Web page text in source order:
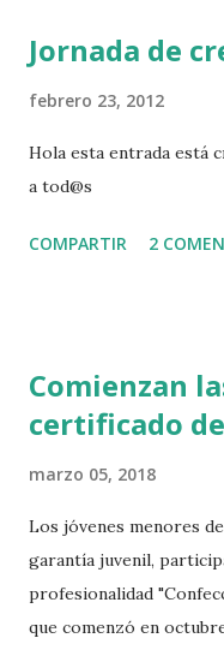
Jornada de
febrero 23, 2012
Hola esta entrada está
a tod@s
COMPARTIR 2
Comienzan
certificado
marzo 05, 2018
Los jóvenes menores
garantía juvenil,
profesionalidad
que comenzó en